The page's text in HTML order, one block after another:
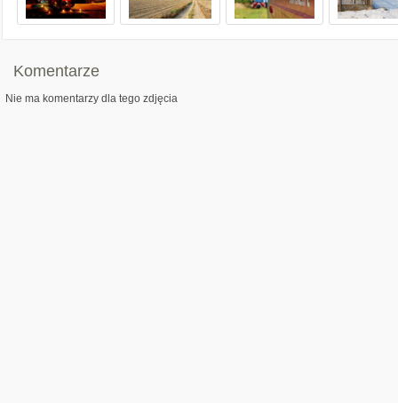
Komentarze
Nie ma komentarzy dla tego zdjęcia